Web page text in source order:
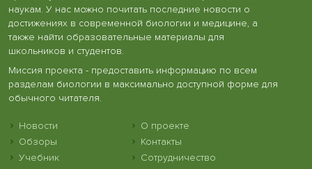
наукам. У нас можно почитать последние новости о
достижениях в современной биологии и медицине, а
также найти образовательные материалы для
школьников и студентов.
Миссия проекта - предоставить информацию по всем
разделам биологии в максимально доступной форме для
обычного читателя.
Новости
Обзоры
Учебник
О проекте
Контакты
Сотрудничество